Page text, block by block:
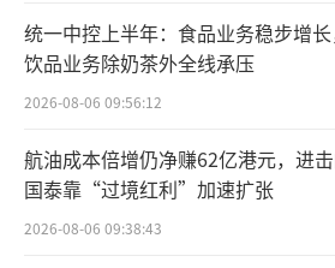
2017年，主导收购的是
keshKapoor，除了收购美国
赞臣，他还将公司重组为两
和家庭卫生。Kapoor的策略
润率更高的消费者保健产品
粉，而不是家用清洁产品。
统一中控上半年：食品业务稳步增长
饮品业务除奶茶外全线承压
2026-08-06 09:56:12
航油成本倍增仍净赚62亿港元，进
国泰靠“过境红利”加速扩张
2026-08-06 09:38:43